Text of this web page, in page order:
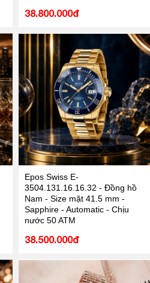
38.800.000đ
Epos Swiss E-
3504.131.16.16.32 - Đồng hồ
Nam - Size mặt 41.5 mm -
Sapphire - Automatic - Chịu
nước 50 ATM
38.500.000đ